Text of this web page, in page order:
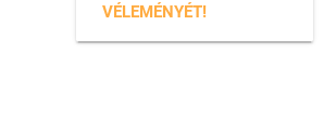
VÉLEMÉNYÉT!